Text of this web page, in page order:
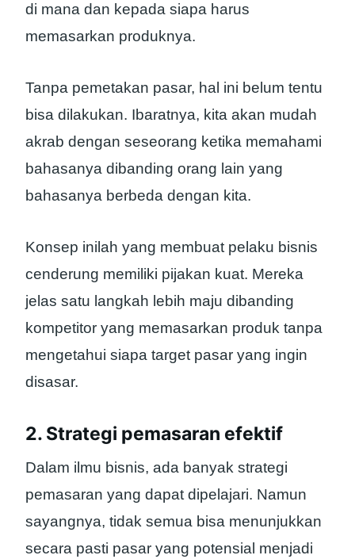
di mana dan kepada siapa harus
memasarkan produknya.
Tanpa pemetakan pasar, hal ini belum tentu
bisa dilakukan. Ibaratnya, kita akan mudah
akrab dengan seseorang ketika memahami
bahasanya dibanding orang lain yang
bahasanya berbeda dengan kita.
Konsep inilah yang membuat pelaku bisnis
cenderung memiliki pijakan kuat. Mereka
jelas satu langkah lebih maju dibanding
kompetitor yang memasarkan produk tanpa
mengetahui siapa target pasar yang ingin
disasar.
2. Strategi pemasaran efektif
Dalam ilmu bisnis, ada banyak strategi
pemasaran yang dapat dipelajari. Namun
sayangnya, tidak semua bisa menunjukkan
secara pasti pasar yang potensial menjadi